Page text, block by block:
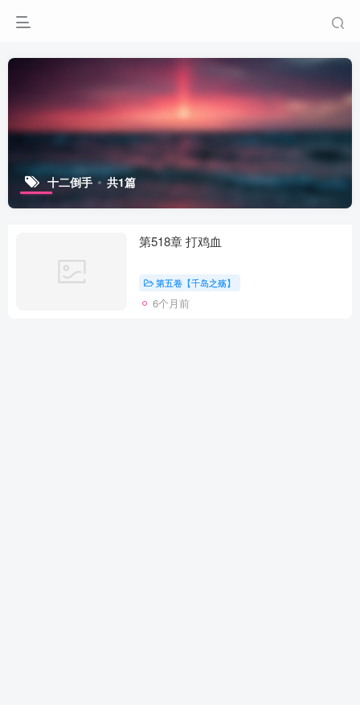
十二倒手 共1篇
第518章 打鸡血
第五卷【千岛之殇】
6个月前